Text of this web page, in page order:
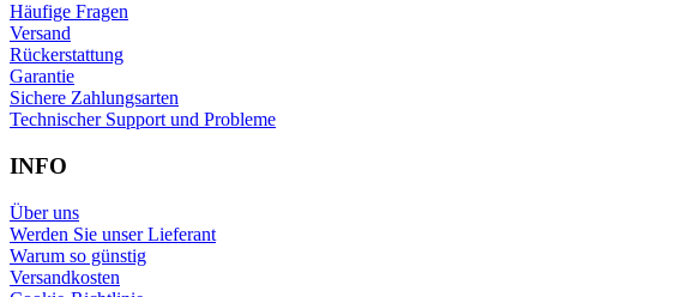
Häufige Fragen
Versand
Rückerstattung
Garantie
Sichere Zahlungsarten
Technischer Support und Probleme
INFO
Über uns
Werden Sie unser Lieferant
Warum so günstig
Versandkosten